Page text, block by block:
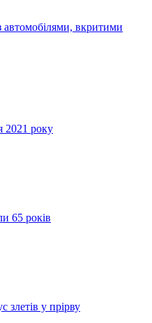
автомобілями, вкритими
2021 року
65 років
злетів у прірву